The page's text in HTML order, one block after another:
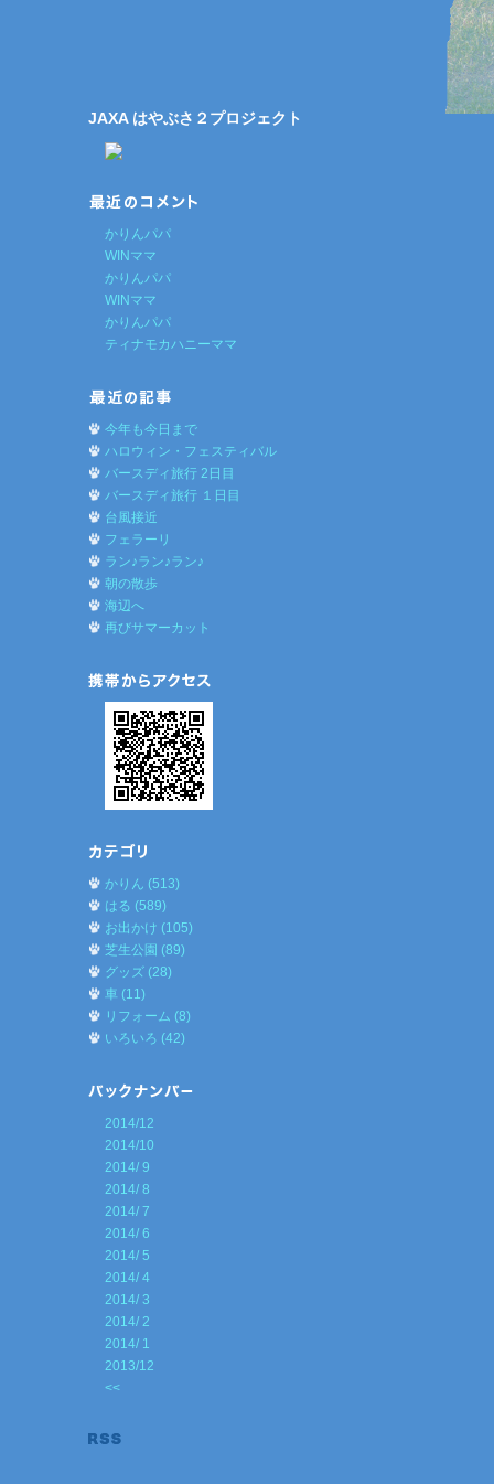
JAXA はやぶさ２プロジェクト
かりんパパ
WINママ
かりんパパ
WINママ
かりんパパ
ティナモカハニーママ
今年も今日まで
ハロウィン・フェスティバル
バースディ旅行 2日目
バースディ旅行 １日目
台風接近
フェラーリ
ラン♪ラン♪ラン♪
朝の散歩
海辺へ
再びサマーカット
かりん (513)
はる (589)
お出かけ (105)
芝生公園 (89)
グッズ (28)
車 (11)
リフォーム (8)
いろいろ (42)
2014/12
2014/10
2014/ 9
2014/ 8
2014/ 7
2014/ 6
2014/ 5
2014/ 4
2014/ 3
2014/ 2
2014/ 1
2013/12
<<